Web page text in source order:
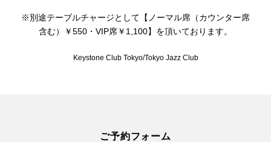
※別途テーブルチャージとして【ノーマル席（カウンター席
含む）￥550・VIP席￥1,100】を頂いております。
Keystone Club Tokyo/Tokyo Jazz Club
ご予約フォーム